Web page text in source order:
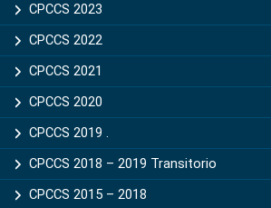
CPCCS 2023
CPCCS 2022
CPCCS 2021
CPCCS 2020
CPCCS 2019 .
CPCCS 2018 – 2019 Transitorio
CPCCS 2015 – 2018